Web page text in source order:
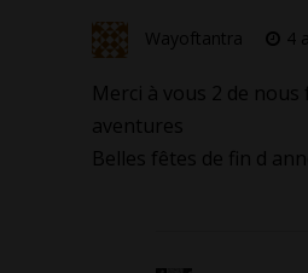
Wayoftantra 4
Merci à vous 2 de
aventures
Belles fêtes de fin d